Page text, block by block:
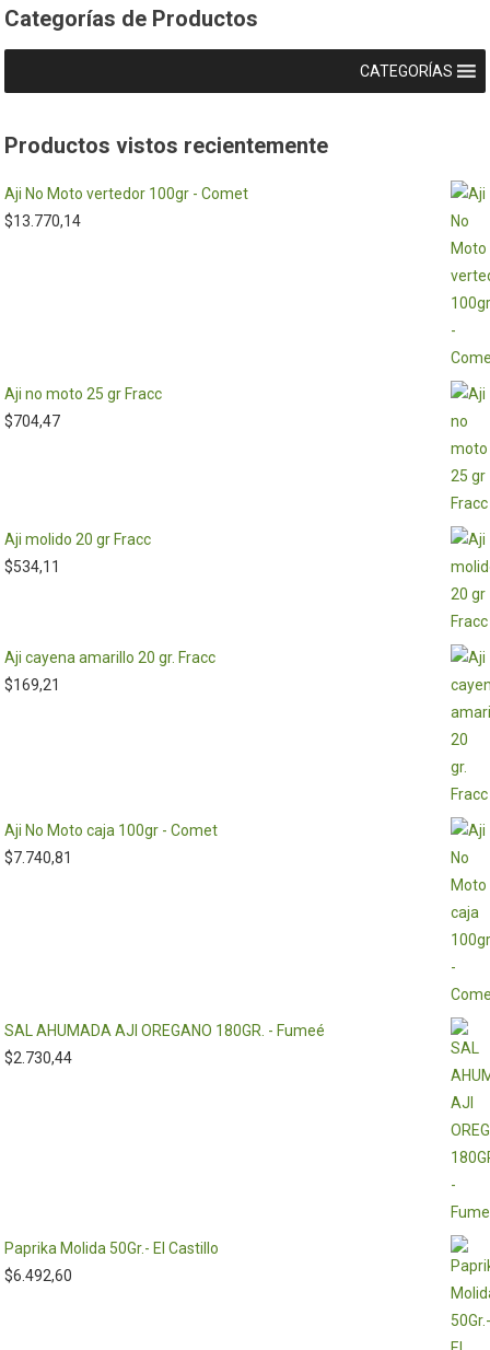
Categorías de Productos
CATEGORÍAS
Productos vistos recientemente
Aji No Moto vertedor 100gr - Comet
$13.770,14
Aji no moto 25 gr Fracc
$704,47
Aji molido 20 gr Fracc
$534,11
Aji cayena amarillo 20 gr. Fracc
$169,21
Aji No Moto caja 100gr - Comet
$7.740,81
SAL AHUMADA AJI OREGANO 180GR. - Fumeé
$2.730,44
Paprika Molida 50Gr.- El Castillo
$6.492,60